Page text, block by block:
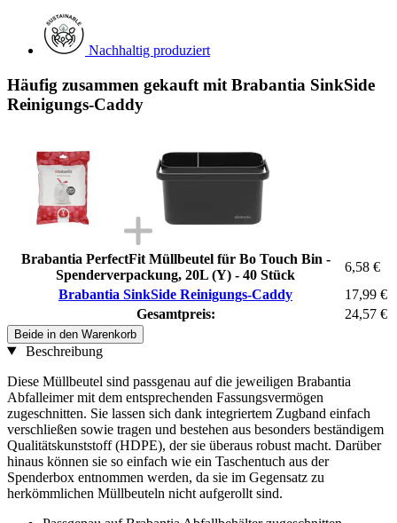
Nachhaltig produziert
Häufig zusammen gekauft mit Brabantia SinkSide
Reinigungs-Caddy
Brabantia PerfectFit Müllbeutel für Bo Touch Bin -
Spenderverpackung, 20L (Y) - 40 Stück
6,58 €
Brabantia SinkSide Reinigungs-Caddy
17,99 €
Gesamtpreis:
24,57 €
Beide in den Warenkorb
Beschreibung
Diese Müllbeutel sind passgenau auf die jeweiligen Brabantia
Abfalleimer mit dem entsprechenden Fassungsvermögen
zugeschnitten. Sie lassen sich dank integriertem Zugband einfach
verschließen sowie tragen und bestehen aus besonders beständigem
Qualitätskunststoff (HDPE), der sie überaus robust macht. Darüber
hinaus können sie so einfach wie ein Taschentuch aus der
Spenderbox entnommen werden, da sie im Gegensatz zu
herkömmlichen Müllbeuteln nicht aufgerollt sind.